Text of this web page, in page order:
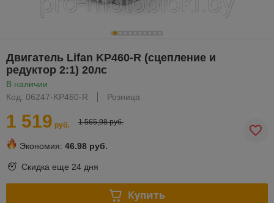
Двигатель Lifan KP460-R (сцепление и
редуктор 2:1) 20лс
В наличии
Код: 06247-KP460-R
Розница
1 519 руб. 1 565,98 руб.
Экономия: 46.98 руб.
Скидка еще 24 дня
Купить